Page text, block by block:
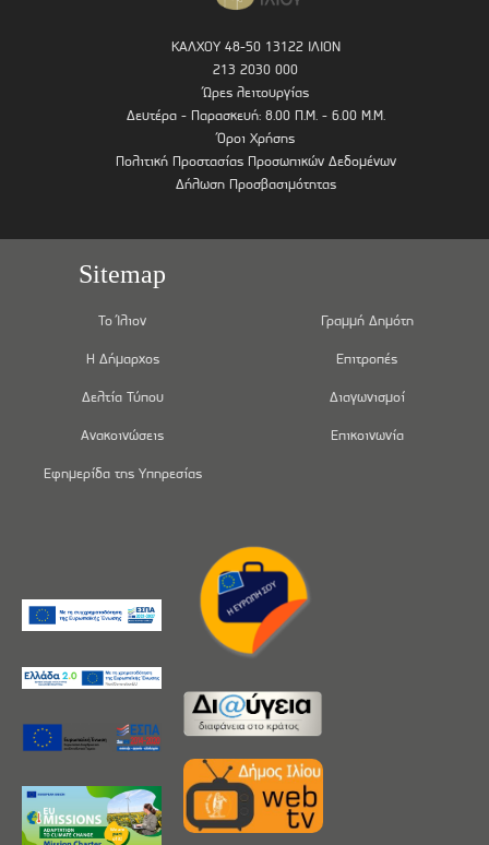
ΚΑΛΧΟΥ 48-50 13122 ΙΛΙΟΝ
213 2030 000
Ώρες λειτουργίας
Δευτέρα - Παρασκευή: 8.00 Π.Μ. - 6.00 Μ.Μ.
Όροι Χρήσης
Πολιτική Προστασίας Προσωπικών Δεδομένων
Δήλωση Προσβασιμότητας
Sitemap
Το Ίλιον
Η Δήμαρχος
Δελτία Τύπου
Ανακοινώσεις
Εφημερίδα της Υπηρεσίας
Γραμμή Δημότη
Επιτροπές
Διαγωνισμοί
Επικοινωνία